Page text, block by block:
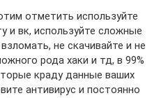
отметить используйте
и вк, используйте сложные
не скачивайте и не
рода хаки и тд, в 99%
краду данные ваших
антивирус и постоянно